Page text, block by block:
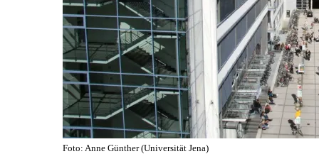
Foto: Anne Günther (Universität Jena)